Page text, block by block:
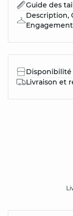
Guide des
Description,
Engagement
Livraison et